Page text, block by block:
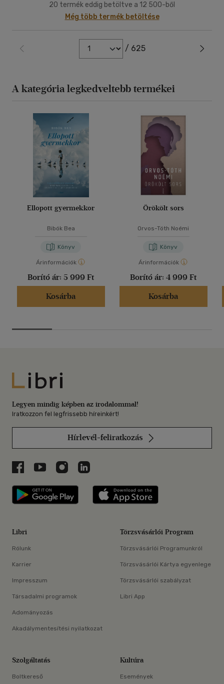
20 termék eddig betöltve a 12 500-ből
Még több termék betöltése
/ 625
A kategória legkedveltebb termékei
Ellopott gyermekkor
Bibók Bea
Könyv
Árinformációk
Borító ár: 5 999 Ft
Kosárba
Örökölt sors
Orvos-Tóth Noémi
Könyv
Árinformációk
Borító ár: 4 999 Ft
Kosárba
Libri
Legyen mindig képben az irodalommal!
Iratkozzon fel legfrissebb híreinkért!
Hírlevél-feliratkozás
Libri a Facebookon
Libri a Youtube-on
Libri az Instagramon
Libri a LinkedInen
Libri applikáció Szerezd meg: Google
Libri
Rólunk
Karrier
Impresszum
Társadalmi programok
Adományozás
Akadálymentesítési nyilatkozat
Törzsvásárlói Program
Törzsvásárlói Programunkról
Törzsvásárlói Kártya egyenlege
Törzsvásárlói szabályzat
Libri App
Szolgáltatás
Boltkereső
Kultúra
Események